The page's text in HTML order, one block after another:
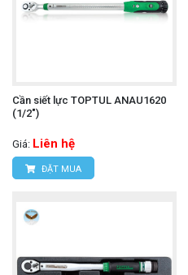
Cần siết lực TOPTUL ANAU1620
(1/2")
Giá: Liên hệ
ĐẶT MUA